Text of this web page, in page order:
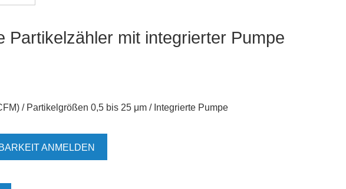
Partikelzähler mit integrierter Pumpe
/ Partikelgrößen 0,5 bis 25 μm / Integrierte Pumpe
ANMELDEN